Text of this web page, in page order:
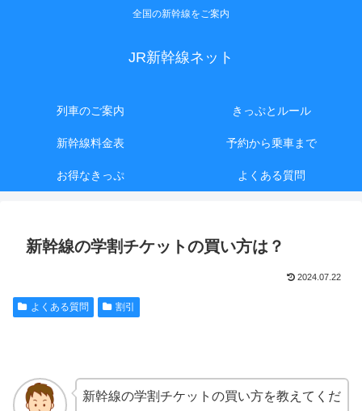
全国の新幹線をご案内
JR新幹線ネット
列車のご案内 きっぷとルール
新幹線料金表 予約から乗車まで
お得なきっぷ よくある質問
新幹線の学割チケットの買い方は？
2024.07.22
よくある質問 割引
新幹線の学割チケットの買い方を教えてくだ